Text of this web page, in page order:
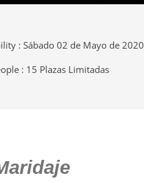
: Sábado 02 de Mayo de 2020
: 15 Plazas Limitadas